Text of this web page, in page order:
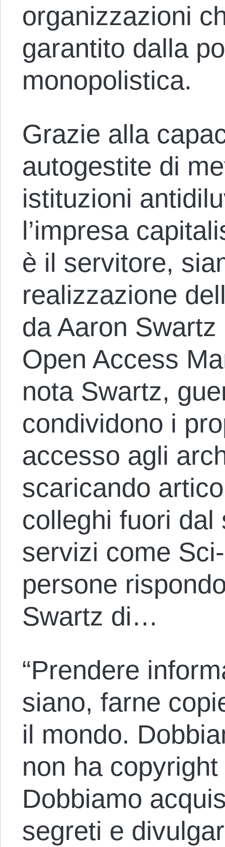
organizzazioni
garantito dalla
monopolistica.
Grazie alla
autogestite di
istituzioni
l’impresa
è il servitore,
realizzazione
da Aaron
Open Access
nota Swartz,
condividono i
accesso agli
scaricando
colleghi fuori
servizi come
persone
Swartz di…
“Prendere
siano, farne
il mondo.
non ha
Dobbiamo
segreti e